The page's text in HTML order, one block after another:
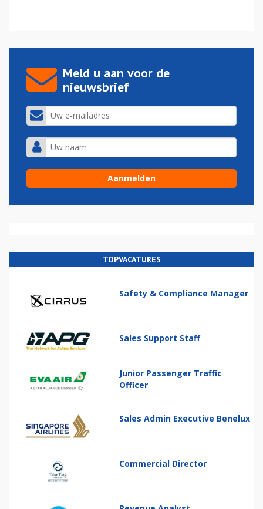
Meld u aan voor de
nieuwsbrief
TOPVACATURES
Safety & Compliance Manager
Sales Support Staff
Junior Passenger Traffic
Officer
Sales Admin Executive Benelux
Commercial Director